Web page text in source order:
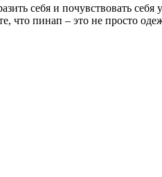
себя и почувствовать себя
что пинап – это не просто